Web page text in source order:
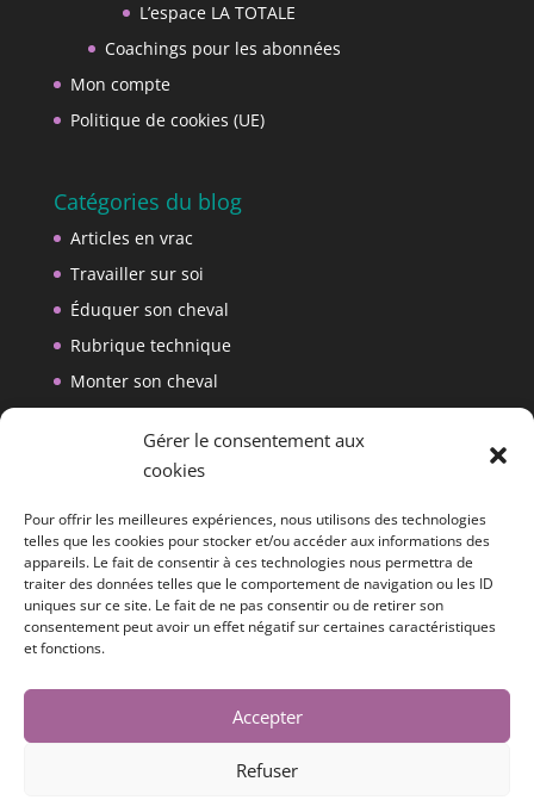
Gérer le consentement aux
cookies
Pour offrir les meilleures expériences, nous utilisons des technologies
telles que les cookies pour stocker et/ou accéder aux informations des
appareils. Le fait de consentir à ces technologies nous permettra de
traiter des données telles que le comportement de navigation ou les ID
uniques sur ce site. Le fait de ne pas consentir ou de retirer son
consentement peut avoir un effet négatif sur certaines caractéristiques
et fonctions.
Accepter
Refuser
L’espace LA TOTALE
Coachings pour les abonnées
Mon compte
Politique de cookies (UE)
Catégories du blog
Articles en vrac
Travailler sur soi
Éduquer son cheval
Rubrique technique
Monter son cheval
par e-mail.
Saisis ton adresse e-mail pour t'abonner à ce blog et
recevoir une notification de chaque nouvel article
par e-mail.
Adresse
e-
mail